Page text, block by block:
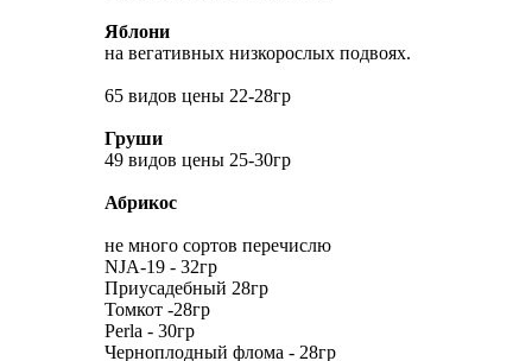
Яблони
на вегативных низкорослых подвоях.
65 видов цены 22-28гр
Груши
49 видов цены 25-30гр
Абрикос
не много сортов перечислю
NJA-19 - 32гр
Приусадебный 28гр
Томкот -28гр
Perla - 30гр
Черноплодный флома - 28гр